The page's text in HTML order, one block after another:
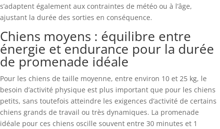
s’adaptent également aux contraintes de météo ou à l’âge,
ajustant la durée des sorties en conséquence.
Chiens moyens : équilibre entre
énergie et endurance pour la durée
de promenade idéale
Pour les chiens de taille moyenne, entre environ 10 et 25 kg, le
besoin d’activité physique est plus important que pour les chiens
petits, sans toutefois atteindre les exigences d’activité de certains
chiens grands de travail ou très dynamiques. La promenade
idéale pour ces chiens oscille souvent entre 30 minutes et 1